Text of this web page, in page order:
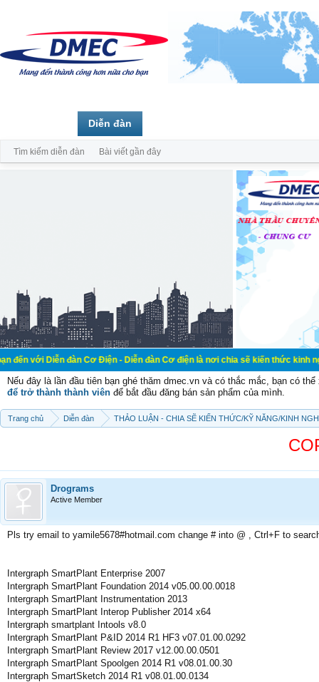
đàn Cơ Điện - Diễn đàn Cơ điện là nơi chia sẽ kiến thức kinh nghiệm
Nếu đây là lần đầu tiên bạn ghé thăm dmec.vn và có thắc mắc, bạn có
để trở thành thành viên để bắt đầu đăng bán sản phẩm của mình.
Trang chủ Diễn đàn THẢO LUẬN - CHIA SẼ KIẾN THỨC/KỸ NĂNG/KINH
Drograms
Active Member
Pls try email to yamile5678#hotmail.com change # into @ , Ctrl+F to
Intergraph SmartPlant Enterprise 2007
Intergraph SmartPlant Foundation 2014 v05.00.00.0018
Intergraph SmartPlant Instrumentation 2013
Intergraph SmartPlant Interop Publisher 2014 x64
Intergraph smartplant Intools v8.0
Intergraph SmartPlant P&ID 2014 R1 HF3 v07.01.00.0292
Intergraph SmartPlant Review 2017 v12.00.00.0501
Intergraph SmartPlant Spoolgen 2014 R1 v08.01.00.30
Intergraph SmartSketch 2014 R1 v08.01.00.0134
Diễn đàn
Tìm kiếm diễn đàn Bài viết gần đây